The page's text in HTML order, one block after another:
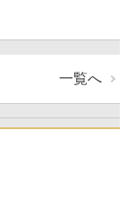
一覧へ